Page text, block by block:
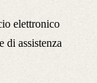
elettronico
di assistenza